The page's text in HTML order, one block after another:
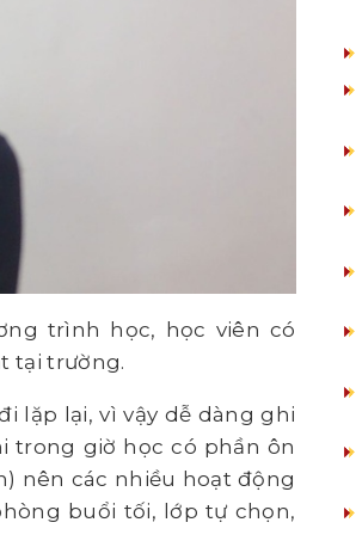
trình học, học viên có
tại trường.
lặp lại, vì vậy dễ dàng ghi
trong giờ học có phần ôn
nên các nhiều hoạt động
buổi tối, lớp tự chọn,